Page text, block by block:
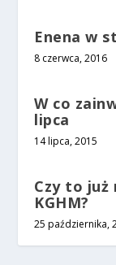
Enena w
8 czerwca, 2016
W co
lipca
14 lipca, 2015
Czy to już
KGHM?
25 października,